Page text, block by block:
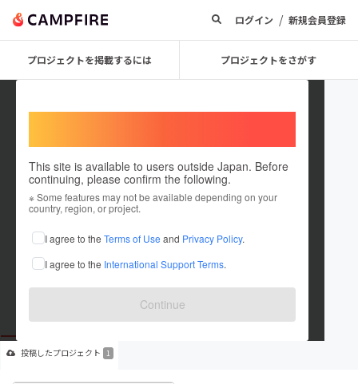
ログイン / 新規会員登録
プロジェクトを掲載するには プロジェクトをさがす
This site is available to users outside Japan. Before
continuing, please confirm the following.
※ Some features may not be available depending on your
country, region, or project.
I agree to the Terms of Use and Privacy Policy.
I agree to the International Support Terms.
Continue
Seijiro Konno
これまでに12回支援して1件のプロジェクトを投稿しています
在住国：日本 現在地：東京都
出身国：日本 出身地：東京都
投稿したプロジェクト 1